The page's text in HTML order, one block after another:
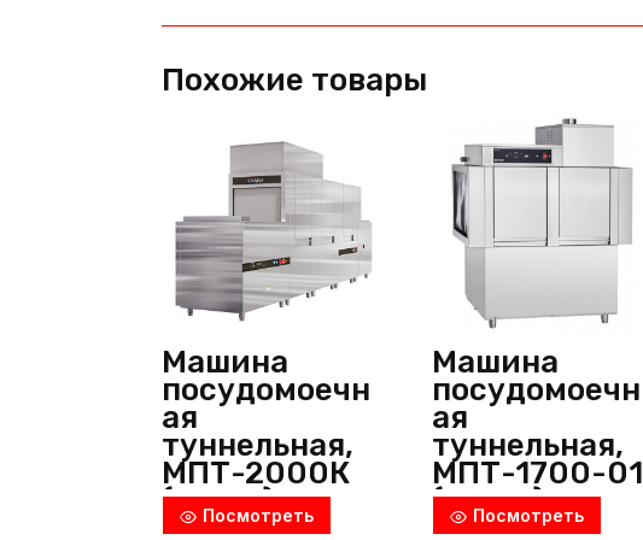
Похожие товары
Машина
посудомоечн
ая
туннельная,
МПТ-2000К
(левая), Abat
(Россия)
Посмотреть
Машина
посудомоечн
ая
туннельная,
МПТ-1700-01
(левая), Abat
(Россия)
Посмотреть